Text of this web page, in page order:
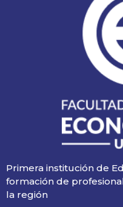
Primera institución de
formación de
la región